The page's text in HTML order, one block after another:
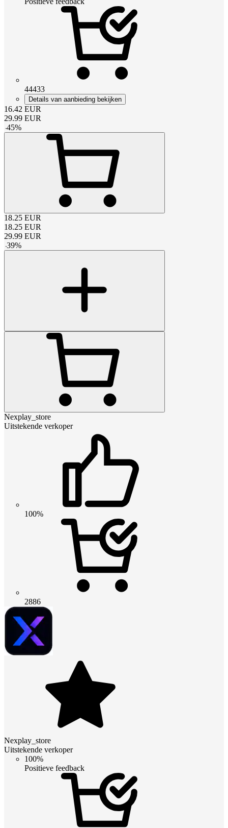
44433
Details van aanbieding bekijken
16.42 EUR
29.99 EUR
-45%
18.25 EUR
18.25 EUR
29.99 EUR
-39%
Nexplay_store
Uitstekende verkoper
100%
2886
Nexplay_store
Uitstekende verkoper
100%
Positieve feedback